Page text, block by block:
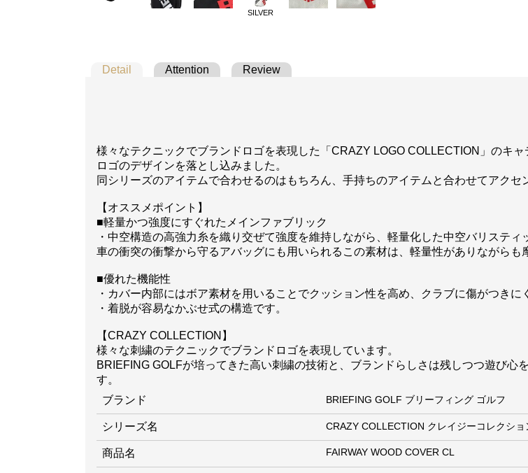
SILVER
Detail Attention Review
様々なテクニックでブランドロゴを表現した「CRAZY LOGO COLLECTION」のキ
ロゴのデザインを落とし込みました。
同シリーズのアイテムで合わせるのはもちろん、手持ちのアイテムと合わせてアクセ
【オススメポイント】
■軽量かつ強度にすぐれたメインファブリック
・中空構造の高強力糸を織り交ぜて強度を維持しながら、軽量化した中空バリスティ
車の衝突の衝撃から守るアバッグにも用いられるこの素材は、軽量性がありながらも
■優れた機能性
・カバー内部にはボア素材を用いることでクッション性を高め、クラブに傷がつきに
・着脱が容易なかぶせ式の構造です。
【CRAZY COLLECTION】
様々な刺繍のテクニックでブランドロゴを表現しています。
BRIEFING GOLFが培ってきた高い刺繍の技術と、ブランドらしさは残しつつ遊び
す。
ブランド
BRIEFING GOLF ブリーフィング ゴルフ
シリーズ名 CRAZY COLLECTION クレイジーコレクショ
商品名 FAIRWAY WOOD COVER CL